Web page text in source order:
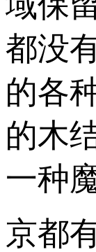
都没
的各
的木
一种
京都